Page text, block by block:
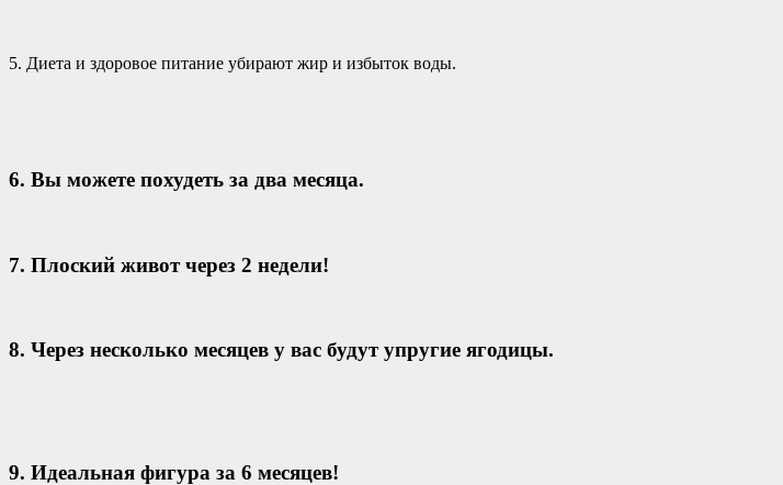
5. Диета и здоровое питание убирают жир и избыток воды.
6. Вы можете похудеть за два месяца.
7. Плоский живот через 2 недели!
8. Через несколько месяцев у вас будут упругие ягодицы.
9. Идеальная фигура за 6 месяцев!